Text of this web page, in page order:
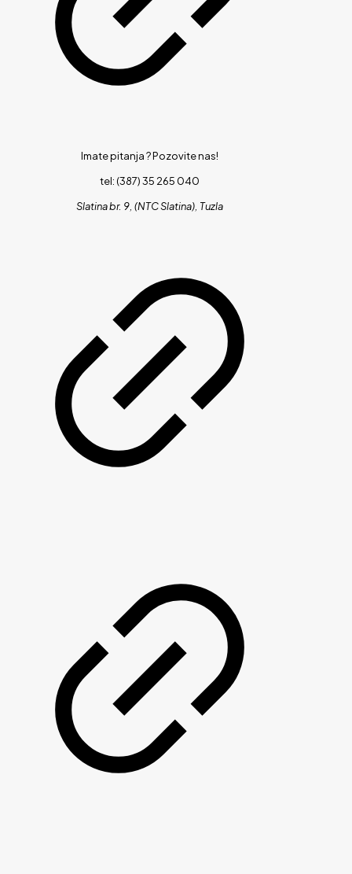
Imate pitanja ?Pozovite nas!
tel: (387) 35 265 040
Slatina br. 9, (NTC Slatina), Tuzla